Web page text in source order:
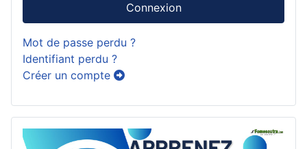
Connexion
Mot de passe perdu ?
Identifiant perdu ?
Créer un compte